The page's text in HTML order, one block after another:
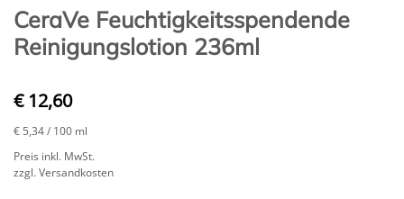
CeraVe Feuchtigkeitsspendende
Reinigungslotion 236ml
€ 12,60
€ 5,34/ 100 ml
Preis inkl. MwSt.
zzgl. Versandkosten